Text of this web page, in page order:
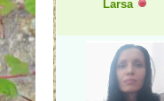
Larsa